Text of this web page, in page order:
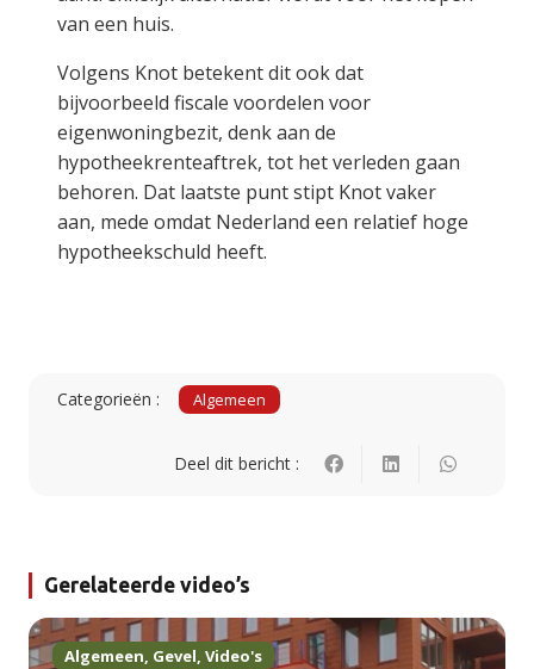
van een huis.
Volgens Knot betekent dit ook dat
bijvoorbeeld fiscale voordelen voor
eigenwoningbezit, denk aan de
hypotheekrenteaftrek, tot het verleden gaan
behoren. Dat laatste punt stipt Knot vaker
aan, mede omdat Nederland een relatief hoge
hypotheekschuld heeft.
Categorieën : Algemeen
Deel dit bericht :
Gerelateerde video’s
Algemeen, Gevel, Video's